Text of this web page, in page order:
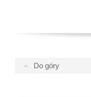
Do góry